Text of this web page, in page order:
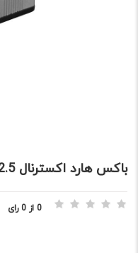
باکس هارد اکسترنال 2.5 اینچ USB 2
0 از 0 رای